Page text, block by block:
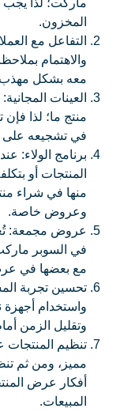
المخزون.
التفاعل مع
والاهتمام
معه بشكل مهذب
العينات
منتج ما؛ لذا
في تشجيعه على
برنامج الولاء:
المنتجات أو
منها في شراء
وعروض خاصة.
عروض مجمعة:
في السوبر
مع بعضها في
تحسين تجربة
واستخدام أجهزة
وتقليل الزمن
تنظيم
مميز، ومن ثم
أفكار عرض
المبيعات.